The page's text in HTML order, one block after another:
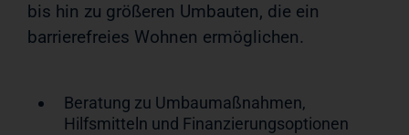
bis hin zu größeren Umbauten, die ein
barrierefreies Wohnen ermöglichen.
Beratung zu Umbaumaßnahmen,
Hilfsmitteln und Finanzierungsoptionen